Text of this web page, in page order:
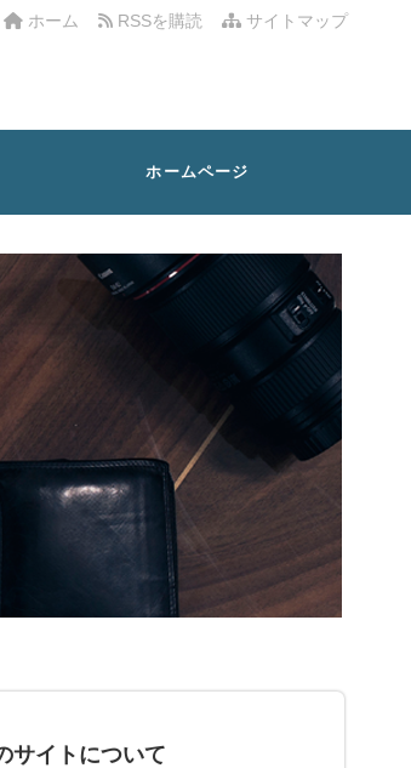
サイトマップ
RSSを購読
ホーム
ホームページ
サイトについて